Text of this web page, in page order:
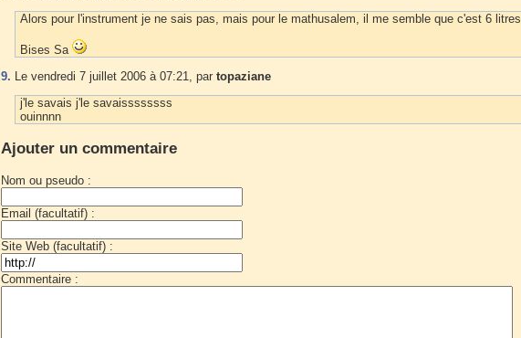
Alors pour l'instrument je ne sais pas, mais pour le mathusalem, il me semble que c'est 6 litres.
Bises Sa
9. Le vendredi 7 juillet 2006 à 07:21, par topaziane
j'le savais j'le savaissssssss
ouinnnn
Ajouter un commentaire
Nom ou pseudo :
Email (facultatif) :
Site Web (facultatif) :
Commentaire :